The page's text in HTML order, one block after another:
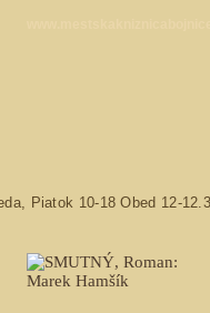
Piatok 10-18 Obed 12-